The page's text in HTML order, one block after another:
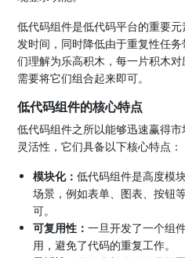
低代码组件是低代码平台的重要
发时间，同时降低由于重复性任
们理解为乐高积木，每一片积木
需要将它们组合起来即可。
低代码组件的核心特点
低代码组件之所以能够迅速赢得
灵活性，它们具备以下核心特点：
模块化：低代码组件是高度模
场景，例如表单、图表、按钮
可。
可复用性：一旦开发了一个组
用，避免了代码的重复工作。